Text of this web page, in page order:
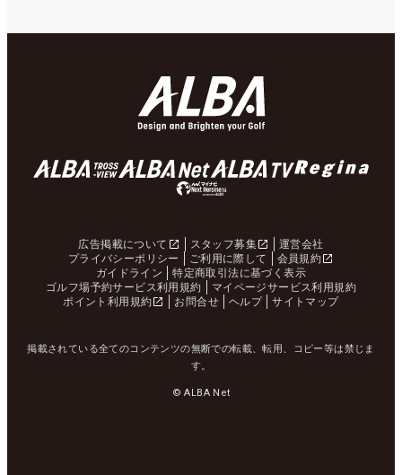
広告掲載について スタッフ募集
運営会社
プライバシーポリシー
ご利用に際して
会員規約
ガイドライン
特定商取引法に基づく表示
ゴルフ場予約サービス利用規約
マイページサービス利用規約
ポイント利用規約
お問合せ ヘルプ サイトマップ
掲載されている全てのコンテンツの無断での転載、転用、コピー等は禁じま
す。
© ALBA Net